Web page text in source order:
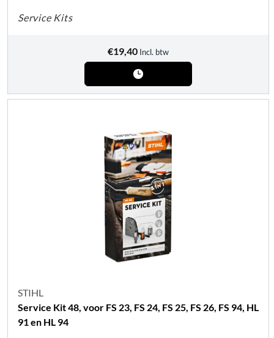
Service Kits
€19,40 Incl. btw
STIHL
Service Kit 48, voor FS 23, FS 24, FS 25, FS 26, FS 94, HL
91 en HL 94